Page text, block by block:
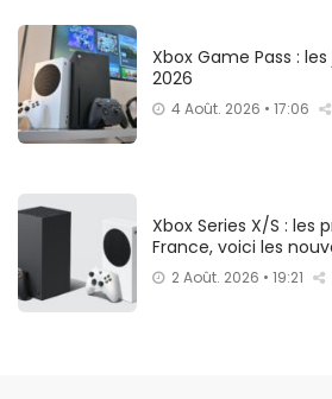
Xbox Game Pass :
2026
4 Août. 2026 • 17:06
Xbox Series X/S : les
France, voici les
2 Août. 2026 • 19:21